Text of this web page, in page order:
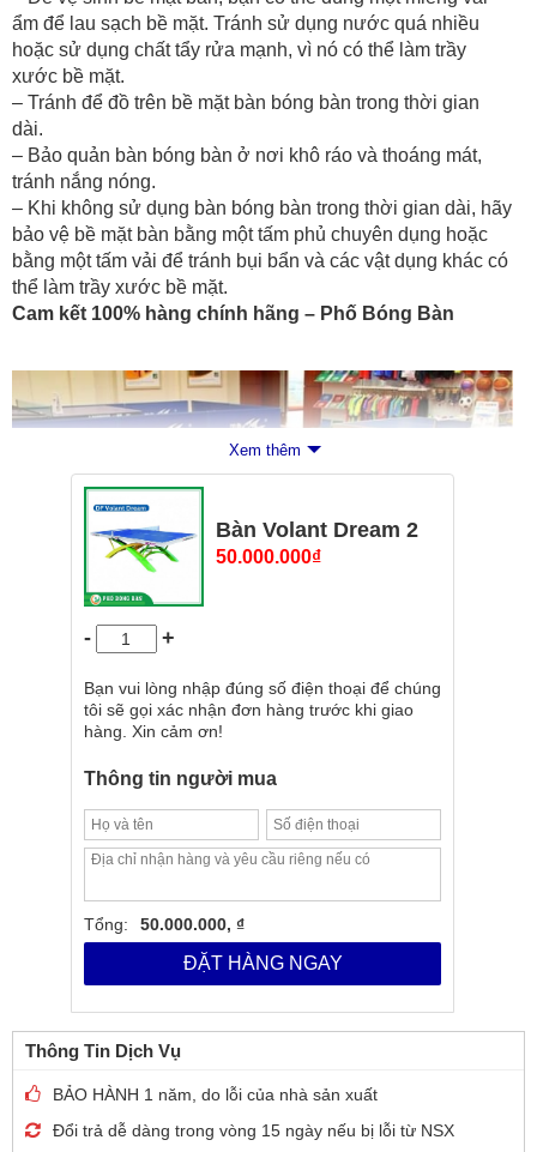
ẩm để lau sạch bề mặt. Tránh sử dụng nước quá nhiều
hoặc sử dụng chất tẩy rửa mạnh, vì nó có thể làm trầy
xước bề mặt.
– Tránh để đồ trên bề mặt bàn bóng bàn trong thời gian
dài.
– Bảo quản bàn bóng bàn ở nơi khô ráo và thoáng mát,
tránh nắng nóng.
– Khi không sử dụng bàn bóng bàn trong thời gian dài, hãy
bảo vệ bề mặt bàn bằng một tấm phủ chuyên dụng hoặc
bằng một tấm vải để tránh bụi bẩn và các vật dụng khác có
thể làm trầy xước bề mặt.
Cam kết 100% hàng chính hãng – Phố Bóng Bàn
Xem thêm
Bàn Volant Dream 2
50.000.000₫
- +
Bạn vui lòng nhập đúng số điện thoại để chúng
tôi sẽ gọi xác nhận đơn hàng trước khi giao
hàng. Xin cảm ơn!
Thông tin người mua
Tổng: 50.000.000, ₫
ĐẶT HÀNG NGAY
Thông Tin Dịch Vụ
BẢO HÀNH 1 năm, do lỗi của nhà sản xuất
Đổi trả dễ dàng trong vòng 15 ngày nếu bị lỗi từ NSX